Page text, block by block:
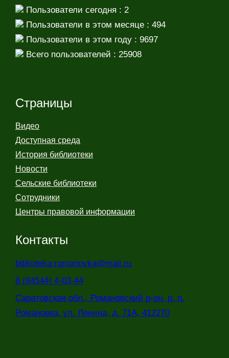
Пользователи сегодня : 2
Пользователи в этом месяце : 494
Пользователи в этом году : 9697
Всего пользователей : 25908
Страницы
Видео
Доступная среда
История библиотеки
Новости
Сельские библиотеки
Сотрудники
Центры правовой информации
Контакты
biblioteka.romanovka@mail.ru
8 (84544) 4-03-44
Саратовская обл., Романовский р-он, р. п.
Романовка, ул. Ленина, д. 71А, 412270